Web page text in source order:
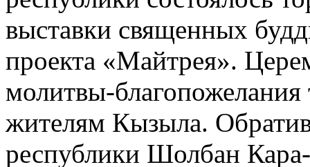
выставки священных
проекта «Майтрея».
молитвы-
жителям Кызыла.
республики Шолбан